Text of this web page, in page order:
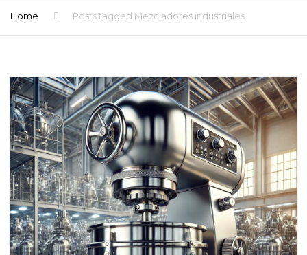
Home Posts tagged Mezcladores industriales